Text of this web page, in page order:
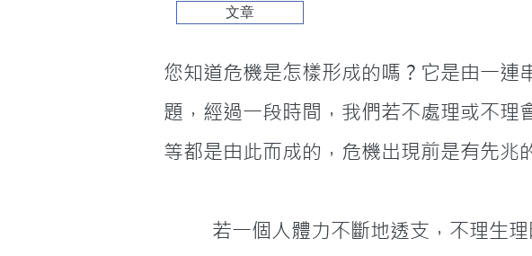
文章
您知道危機是怎樣形成的嗎？它是由一
題，經過一段時間，我們若不處理或不
等都是由此而成的，危機出現前是有先兆